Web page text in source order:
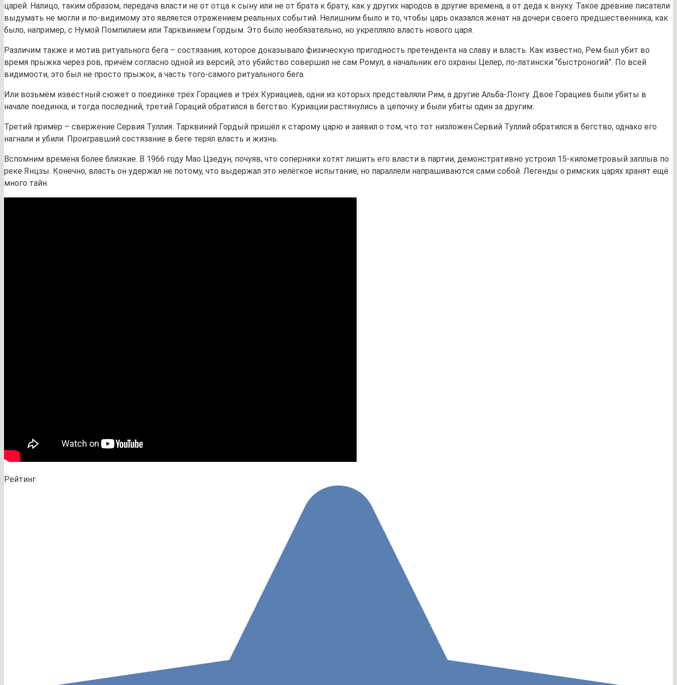
царей. Налицо, таким образом, передача власти не от отца к сыну или не от брата к брату, как у других народов в другие времена, а от деда к внуку. Такое древние писатели
выдумать не могли и по-видимому это является отражением реальных событий. Нелишним было и то, чтобы царь оказался женат на дочери своего предшественника, как
было, например, с Нумой Помпилием или Тарквинием Гордым. Это было необязательно, но укрепляло власть нового царя.
Различим также и мотив ритуального бега – состязания, которое доказывало физическую пригодность претендента на славу и власть. Как известно, Рем был убит во
время прыжка через ров, причём согласно одной из версий, это убийство совершил не сам Ромул, а начальник его охраны Целер, по-латински “быстроногий”. По всей
видимости, это был не просто прыжок, а часть того-самого ритуального бега.
Или возьмём известный сюжет о поединке трёх Горациев и трёх Куриациев, одни из которых представляли Рим, а другие Альба-Лонгу. Двое Горациев были убиты в
начале поединка, и тогда последний, третий Гораций обратился в бегство. Куриации растянулись в цепочку и были убиты один за другим.
Третий пример – свержение Сервия Туллия. Тарквиний Гордый пришёл к старому царю и заявил о том, что тот низложен.Сервий Туллий обратился в бегство, однако его
нагнали и убили. Проигравший состязание в беге терял власть и жизнь.
Вспомним времена более близкие. В 1966 году Мао Цзедун, почуяв, что соперники хотят лишить его власти в партии, демонстративно устроил 15-километровый заплыв по
реке Янцзы. Конечно, власть он удержал не потому, что выдержал это нелёгкое испытание, но параллели напрашиваются сами собой. Легенды о римских царях хранят ещё
много тайн.
Рейтинг